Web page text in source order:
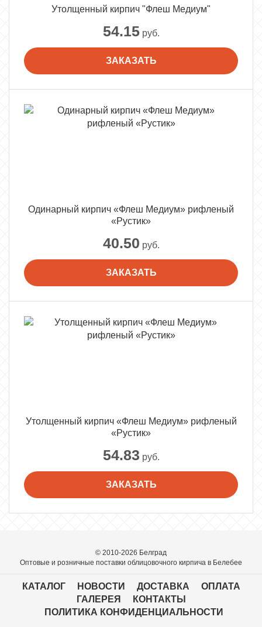
54.15руб.
ЗАКАЗАТЬ
Утолщенный кирпич "Флеш Медиум"
40.50 руб.
ЗАКАЗАТЬ
Одинарный кирпич «Флеш Медиум» рифленый
«Рустик»
54.83 руб.
ЗАКАЗАТЬ
Утолщенный кирпич «Флеш Медиум» рифленый
«Рустик»
© 2010-2026 Белград
Оптовые и розничные поставки облицовочного кирпича в Белебее
КАТАЛОГ НОВОСТИ ДОСТАВКА
ОПЛАТА
ГАЛЕРЕЯ
КОНТАКТЫ
ПОЛИТИКА КОНФИДЕНЦИАЛЬНОСТИ